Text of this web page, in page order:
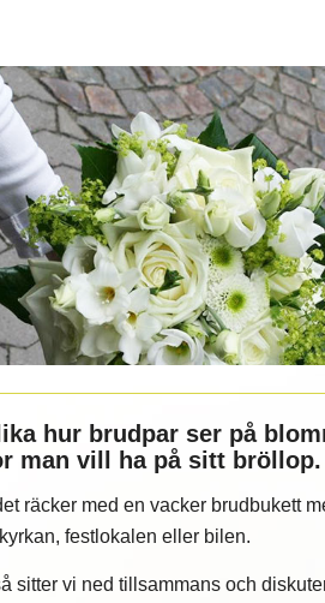
hur brudpar ser på
man vill ha på sitt bröllop.
räcker med en vacker brudbukett
festlokalen eller bilen.
sitter vi ned tillsammans och